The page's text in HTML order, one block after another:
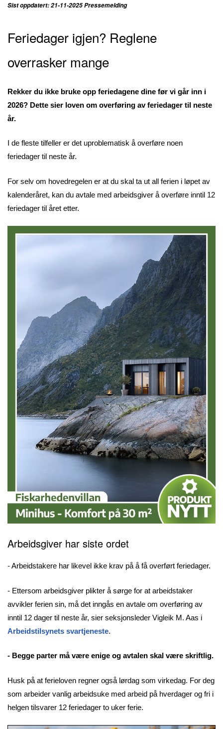
Sist oppdatert: 21-11-2025 Pressemelding
Feriedager igjen? Reglene
overrasker mange
Rekker du ikke bruke opp feriedagene dine før vi går inn i
2026? Dette sier loven om overføring av feriedager til neste
år.
I de fleste tilfeller er det uproblematisk å overføre noen
feriedager til neste år.
For selv om hovedregelen er at du skal ta ut all ferien i løpet av
kalenderåret, kan du avtale med arbeidsgiver å overføre inntil 12
feriedager til året etter.
Arbeidsgiver har siste ordet
- Arbeidstakere har likevel ikke krav på å få overført feriedager.
- Ettersom arbeidsgiver plikter å sørge for at arbeidstaker
avvikler ferien sin, må det inngås en avtale om overføring av
inntil 12 dager til neste år, sier seksjonsleder Vigleik M. Aas i
Arbeidstilsynets svartjeneste.
- Begge parter må være enige og avtalen skal være skriftlig.
Husk på at ferieloven regner også lørdag som virkedag. For deg
som arbeider vanlig arbeidsuke med arbeid på hverdager og fri i
helgen tilsvarer 12 feriedager to uker ferie.